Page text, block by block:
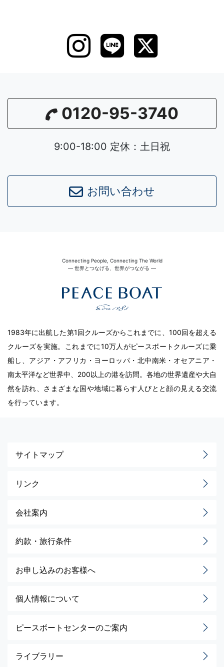
0120-95-3740
9:00-18:00 定休：土日祝
お問い合わせ
Connecting People, Connecting The World
― 世界とつなげる、世界がつながる ―
1983年に出航した第1回クルーズからこれまでに、100回を超える
クルーズを実施。これまでに10万人がピースボートクルーズに乗
船し、アジア・アフリカ・ヨーロッパ・北中南米・オセアニア・
南太平洋など世界中、200以上の港を訪問。各地の世界遺産や大自
然を訪れ、さまざまな国や地域に暮らす人びとと顔の見える交流
を行っています。
サイトマップ
リンク
会社案内
約款・旅行条件
お申し込みのお客様へ
個人情報について
ピースボートセンターのご案内
ライブラリー